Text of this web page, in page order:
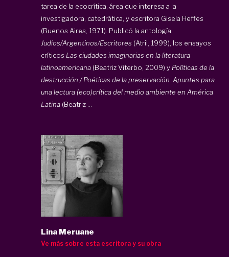
tarea de la ecocrítica, área que interesa a la
investigadora, catedrática, y escritora Gisela Heffes
(Buenos Aires, 1971). Publicó la antología
Judíos/Argentinos/Escritores (Atril, 1999), los ensayos
críticos Las ciudades imaginarias en la literatura
latinoamericana (Beatriz Viterbo, 2009) y Políticas de la
destrucción / Poéticas de la preservación. Apuntes para
una lectura (eco)crítica del medio ambiente en América
Latina (Beatriz ...
Lina Meruane
Ve más sobre esta escritora y su obra